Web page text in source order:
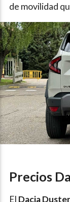
de movilidad
Precios
El Dacia